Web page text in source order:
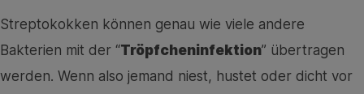
Streptokokken können genau wie viele andere
Bakterien mit der “Tröpfcheninfektion” übertragen
werden. Wenn also jemand niest, hustet oder dicht vor